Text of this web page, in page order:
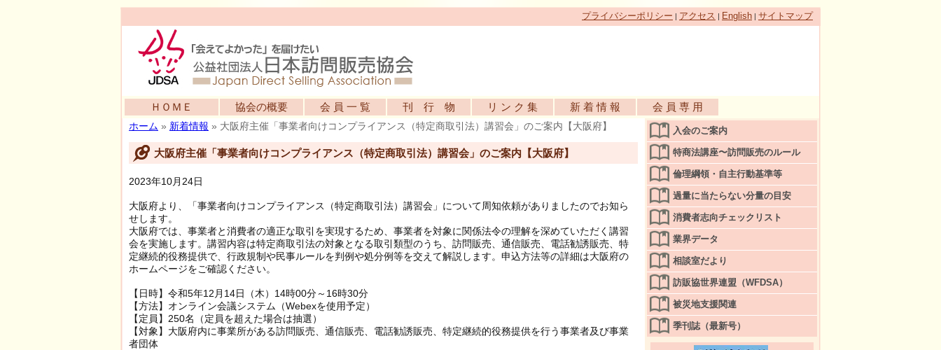
プライバシーポリシー | アクセス | English | サイトマップ
ＨＯＭＥ 協会の概要 会 員 一 覧 刊 行 物 リ ン ク 集 新 着 情 報 会 員 専 用
ホーム » 新着情報 » 大阪府主催「事業者向けコンプライアンス（特定商取引法）講習会」のご案内【大阪府】
大阪府主催「事業者向けコンプライアンス（特定商取引法）講習会」のご案内【大阪府】
2023年10月24日
大阪府より、「事業者向けコンプライアンス（特定商取引法）講習会」について周知依頼がありましたのでお知ら
せします。
大阪府では、事業者と消費者の適正な取引を実現するため、事業者を対象に関係法令の理解を深めていただく講習
会を実施します。講習内容は特定商取引法の対象となる取引類型のうち、訪問販売、通信販売、電話勧誘販売、特
定継続的役務提供で、行政規制や民事ルールを判例や処分例等を交えて解説します。申込方法等の詳細は大阪府の
ホームページをご確認ください。
【日時】令和5年12月14日（木）14時00分～16時30分
【方法】オンライン会議システム（Webexを使用予定）
【定員】250名（定員を超えた場合は抽選）
【対象】大阪府内に事業所がある訪問販売、通信販売、電話勧誘販売、特定継続的役務提供を行う事業者及び事業
者団体
入会のご案内
特商法講座〜訪問販売のルール
倫理綱領・自主行動基準等
過量に当たらない分量の目安
消費者志向チェックリスト
業界データ
相談室だより
訪販協世界連盟（WFDSA）
被災地支援関連
季刊誌（最新号）